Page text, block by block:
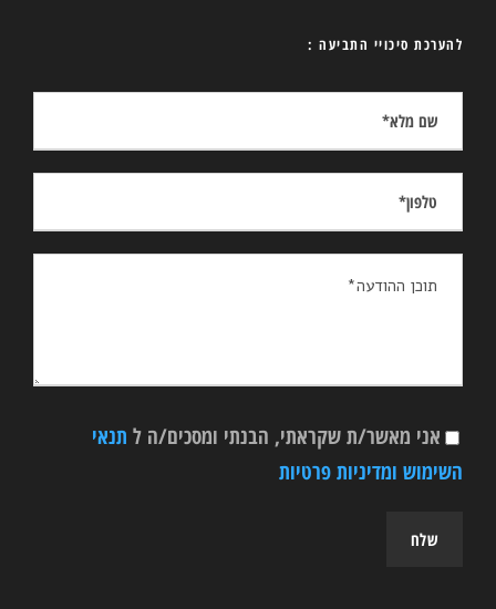
להערכת סיכויי התביעה :
אני מאשר/ת שקראתי, הבנתי ומסכים/ה ל תנאי
השימוש ומדיניות פרטיות